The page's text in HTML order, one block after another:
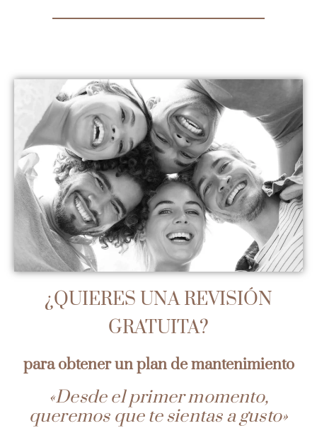
¿QUIERES UNA REVISIÓN
GRATUITA?
para obtener un plan demantenimiento
«Desde el primer momento,
queremos que te sientas a gusto»